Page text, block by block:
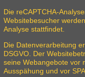
Die reCAPTCHA-
Websitebesucher
Analyse stattfindet.
Die Datenverarbeitung
DSGVO. Der
seine Webangebote vor
Ausspähung und vor